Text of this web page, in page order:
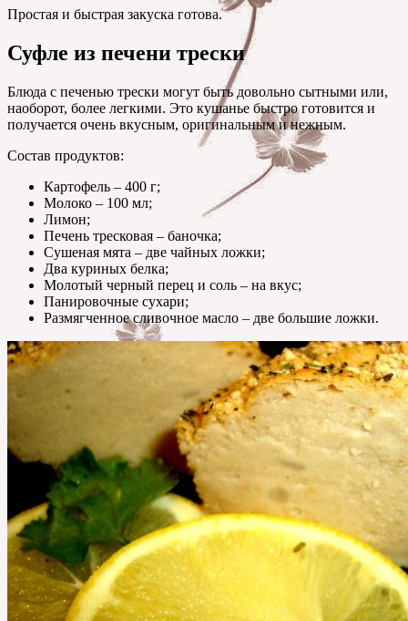
Простая и быстрая закуска готова.
Суфле из печени трески
Блюда с печенью трески могут быть довольно сытными или,
наоборот, более легкими. Это кушанье быстро готовится и
получается очень вкусным, оригинальным и нежным.
Состав продуктов:
Картофель – 400 г;
Молоко – 100 мл;
Лимон;
Печень тресковая – баночка;
Сушеная мята – две чайных ложки;
Два куриных белка;
Молотый черный перец и соль – на вкус;
Панировочные сухари;
Размягченное сливочное масло – две большие ложки.